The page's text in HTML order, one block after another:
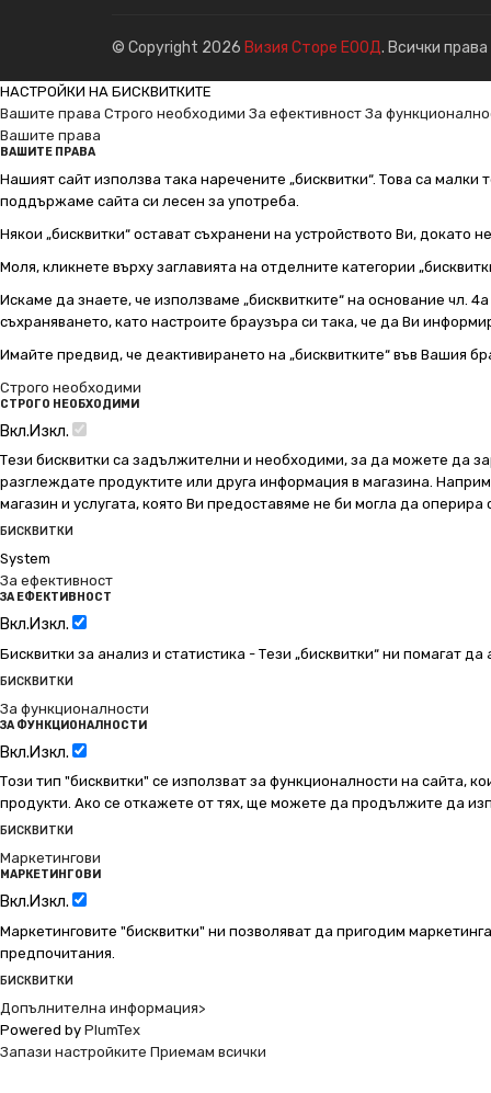
© Copyright 2026 Визия Сторе ЕООД. Всички
НАСТРОЙКИ НА БИСКВИТКИТЕ
Вашите права Строго необходими За ефективност За
Вашите права
ВАШИТЕ ПРАВА
Нашият сайт използва така наречените „бисквитки“. Това са
поддържаме сайта си лесен за употреба.
Някои „бисквитки“ остават съхранени на устройството Ви,
Моля, кликнете върху заглавията на отделните категории
Искаме да знаете, че използваме „бисквитките“ на основание чл.
съхраняването, като настроите браузъра си така, че да Ви
Имайте предвид, че деактивирането на „бисквитките“ във Вашия
Строго необходими
СТРОГО НЕОБХОДИМИ
Вкл.Изкл.
Тези бисквитки са задължителни и необходими, за да можете да
разглеждате продуктите или друга информация в магазина.
магазин и услугата, която Ви предоставяме не би могла да
БИСКВИТКИ
System
За ефективност
ЗА ЕФЕКТИВНОСТ
Вкл.Изкл.
Бисквитки за анализ и статистика - Тези „бисквитки“ ни помагат
БИСКВИТКИ
За функционалности
ЗА ФУНКЦИОНАЛНОСТИ
Вкл.Изкл.
Този тип "бисквитки" се използват за функционалности на сайта,
продукти. Ако се откажете от тях, ще можете да продължите да
БИСКВИТКИ
Маркетингови
МАРКЕТИНГОВИ
Вкл.Изкл.
Маркетинговите "бисквитки" ни позволяват да пригодим
предпочитания.
БИСКВИТКИ
Допълнителна информация>
Powered by PlumTex
Запази настройките Приемам всички